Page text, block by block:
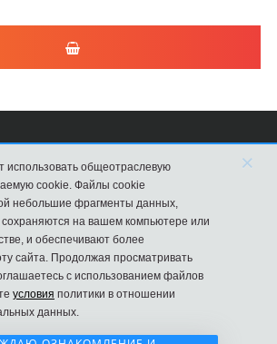
44
использовать общеотраслевую
cookie. Файлы cookie
небольшие фрагменты данных,
на вашем компьютере или
и обеспечивают более
сайта. Продолжая просматривать
с использованием файлов
условия политики в отношении
данных.
×